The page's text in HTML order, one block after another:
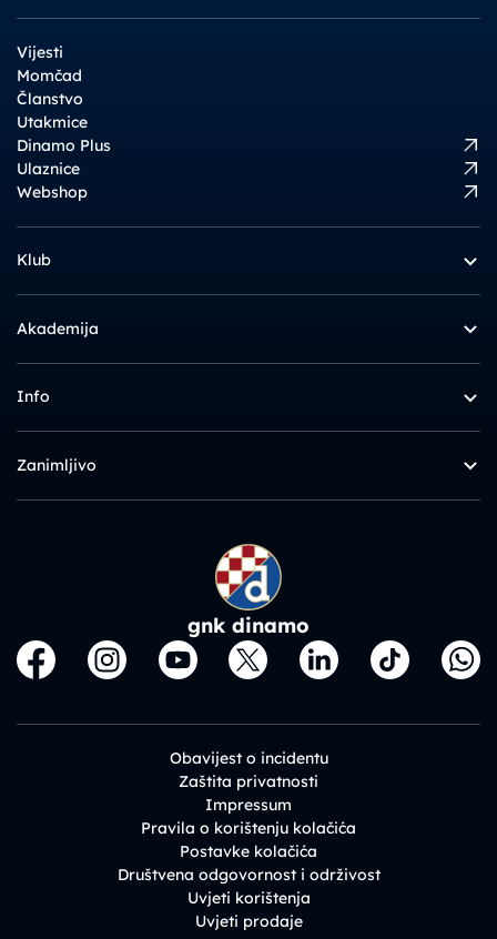
Vijesti
Momčad
Članstvo
Utakmice
Dinamo Plus
Ulaznice
Webshop
Klub
Akademija
Info
Zanimljivo
gnk dinamo
Obavijest o incidentu
Zaštita privatnosti
Impressum
Pravila o korištenju kolačića
Postavke kolačića
Društvena odgovornost i održivost
Uvjeti korištenja
Uvjeti prodaje